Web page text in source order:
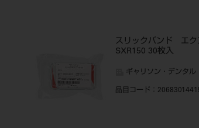
スリックバンド エ
SXR150 30枚入
ギャリソン・デンタル
品目コード ：